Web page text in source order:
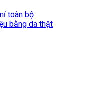
toàn bộ
bằng da thật